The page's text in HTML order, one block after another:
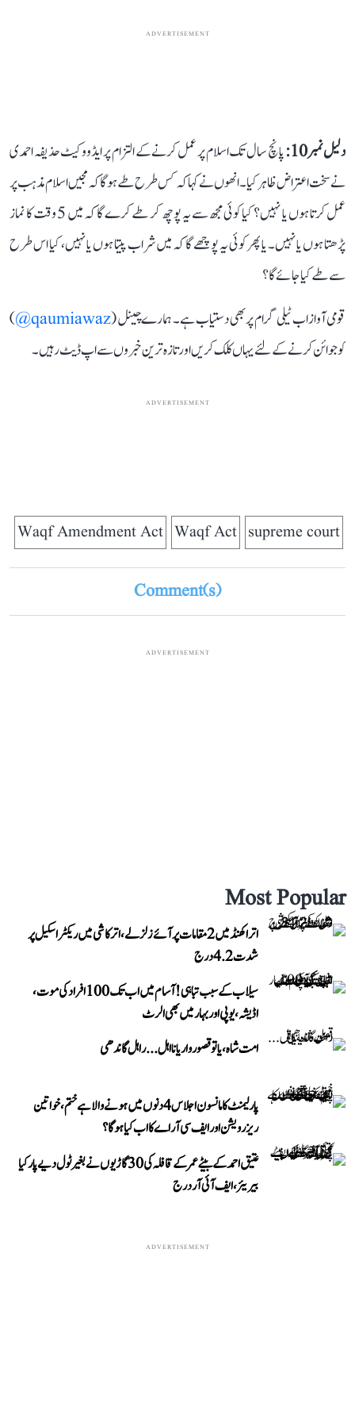
ADVERTISEMENT
دلیل نمبر 10:
پانچ سال تک اسلام پر عمل کرنے کے التزام پر ایڈووکیٹ حذیفہ احمدی
نے سخت اعتراض ظاہر کیا۔ انھوں نے کہا کہ کس طرح طے ہوگا کہ مجیں اسلام مذہب پر
عمل کرتا ہوں یا نہیں؟ کیا کوئی مجھ سے یہ پوچھ کر طے کرے گا کہ میں 5 وقت کا نماز
پڑھتا ہوں یا نہیں۔ یا پھر کوئی یہ پوچھے گا کہ میں شراب پیتا ہوں یا نہیں، کیا اس طرح
سے طے کیا جائے گا؟
قومی آواز اب ٹیلی گرام پر بھی دستیاب ہے۔ ہمارے چینل (qaumiawaz@
)
کو جوائن کرنے کے لئے یہاں کلک کریں اور تازہ ترین خبروں سے اپ ڈیٹ رہیں۔
ADVERTISEMENT
supreme court
Waqf Act
Waqf Amendment Act
Comment(s)
ADVERTISEMENT
Most Popular
اتراکھنڈ میں 2 مقامات پر آئے زلزلے، اترکاشی میں ریکٹر اسکیل پر
شدت 4.2 درج
سیلاب کے سبب تباہی! آسام میں اب تک 100 افراد کی موت،
اڈیشہ، یوپی اور بہار میں بھی الرٹ
امت شاہ، یا تو قصوروار یا نااہل... راہل گاندھی
پارلیمنٹ کا مانسون اجلاس 4 دنوں میں ہونے والا ہے ختم، خواتین
ریزرویشن اور ایف سی آر اے کا اب کیا ہوگا؟
عتیق احمد کے بیٹے عمر کے قافلہ کی 30 گاڑیوں نے بغیر ٹول دیے پار کیا
بیریئر، ایف آئی آر درج
ADVERTISEMENT